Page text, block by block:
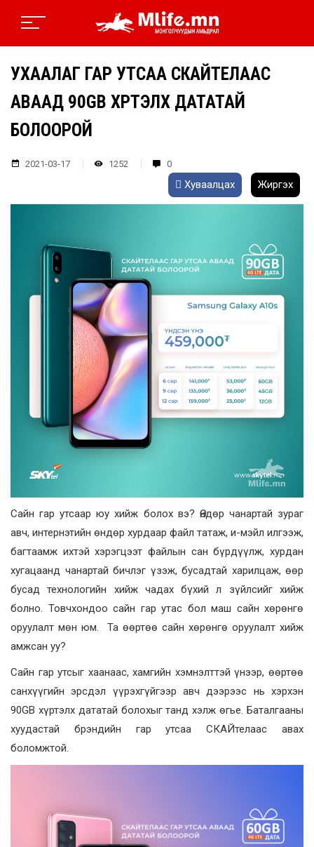
УХААЛАГ ГАР УТСАА СКАЙТЕЛААС
АВААД 90GB ХҮРТЭЛХ ДАТАТАЙ
БОЛООРОЙ
2021-03-17 1252 0
Хуваалцах Жиргэх
Сайн гар утсаар юу хийж болох вэ? Өндөр чанартай зураг
авч, интернэтийн өндөр хурдаар файл татаж, и-мэйл илгээж,
багтаамж ихтэй хэрэгцээт файлын сан бүрдүүлж, хурдан
хугацаанд чанартай бичлэг үзэж, бусадтай харилцаж, өөр
бусад технологийн хийж чадах бүхий л зүйлсийг хийж
болно. Товчхондоо сайн гар утас бол маш сайн хөрөнгө
оруулалт мөн юм. Та өөртөө сайн хөрөнгө оруулалт хийж
амжсан уу?
Сайн гар утсыг хаанаас, хамгийн хэмнэлттэй үнээр, өөртөө
санхүүгийн эрсдэл үүрэхгүйгээр авч дээрээс нь хэрхэн
90GB хүртэлх дататай болохыг танд хэлж өгье. Баталгааны
хуудастай брэндийн гар утсаа СКАЙтелаас авах
боломжтой.